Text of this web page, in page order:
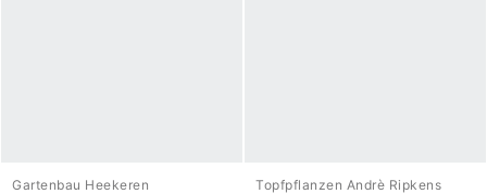
Gartenbau Heekeren Topfpflanzen Andrè Ripkens